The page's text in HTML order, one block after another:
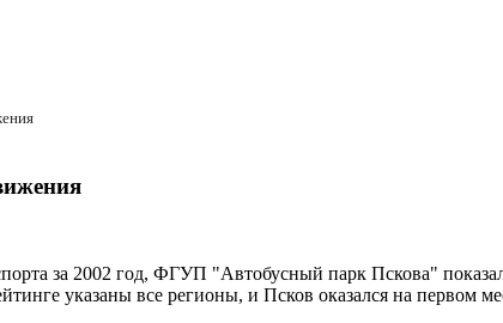
за 2002 год, ФГУП "Автобусный парк Пскова"
указаны все регионы, и Псков оказался на первом